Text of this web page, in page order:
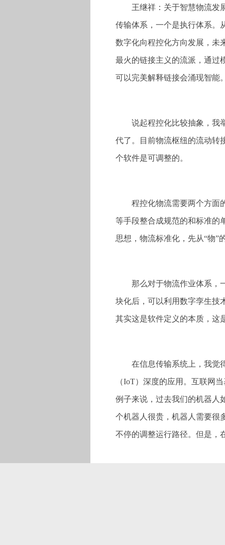
王继祥：关于智慧物流发
传输体系，一个是执行体系。
数字化向程控化方向发展，未
最火的链接主义的流派，通过
可以完美解释链接会涌现智能
说起程控化比较抽象，我
代了。目前物流枢纽的流动转
个软件是可调整的。
程控化物流需要两个方面
等手段整合成规范的和标准的
思想，物流标准化，先从“物”
那么对于物流作业体系，
块化后，可以利用数字孪生技
其实这是软件定义的本质，这
在信息传输系统上，我觉
（IoT）深度的应用。互联网
例子来说，过去我们的机器人
个机器人很贵，机器人需要很
不停的调整运行路径。但是